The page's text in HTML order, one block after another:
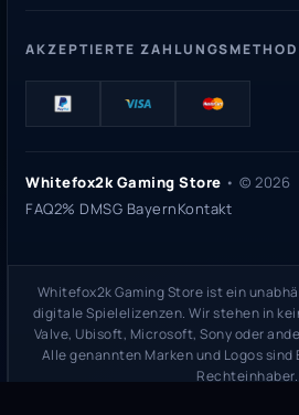
AKZEPTIERTE
Whitefox2k Gaming Store • © 2026
FAQ2% DMSG BayernKontakt
Whitefox2k Gaming Store ist ein
digitale Spielelizenzen. Wir stehen in
Valve, Ubisoft, Microsoft, Sony oder
Alle genannten Marken und Logos
Rechteinhaber.